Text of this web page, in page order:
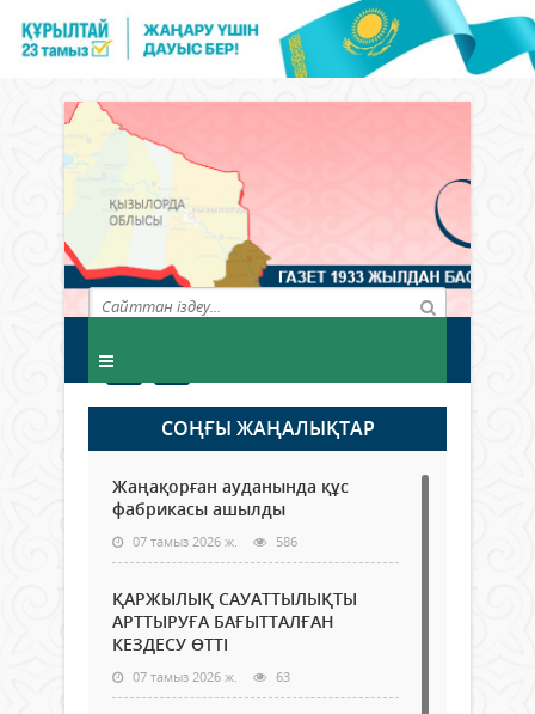
СОҢҒЫ ЖАҢАЛЫҚТАР
Жаңақорған ауданында құс
фабрикасы ашылды
07 тамыз 2026 ж. 586
ҚАРЖЫЛЫҚ САУАТТЫЛЫҚТЫ
АРТТЫРУҒА БАҒЫТТАЛҒАН
КЕЗДЕСУ ӨТТІ
07 тамыз 2026 ж. 63